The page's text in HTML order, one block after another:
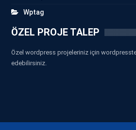
Wptag
ÖZEL PROJE TALEP
Özel wordpress projeleriniz için
edebilirsiniz.